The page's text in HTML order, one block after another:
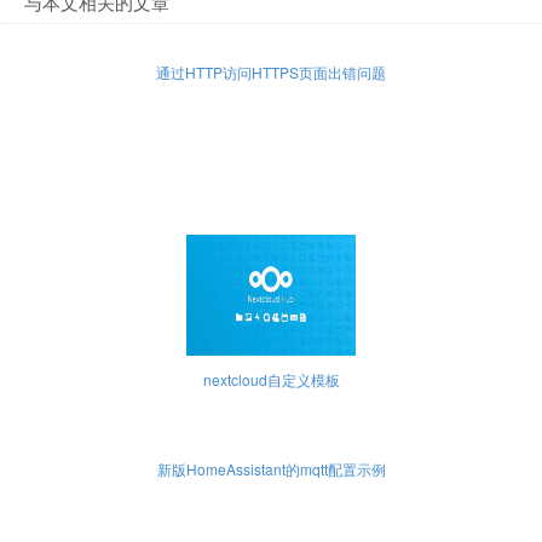
通过HTTP访问HTTPS页面出错问题
nextcloud自定义模板
新版HomeAssistant的mqtt配置示例